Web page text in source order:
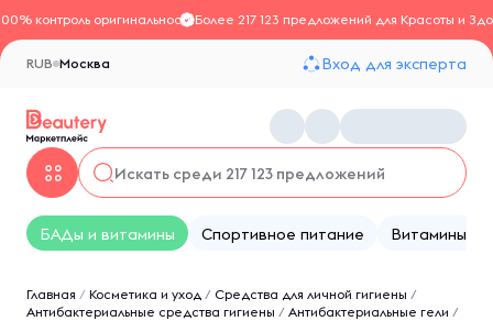
контроль оригинальностиБолее 217 123 предложений для Красоты и
Москва
RUB Вход для эксперта
БАДы и витамины Спортивное питание Витамины
Главная / Косметика и уход / Средства для личной гигиены /
Антибактериальные средства гигиены / Антибактериальные гели /